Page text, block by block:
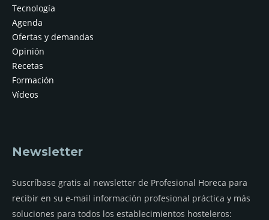
Tecnología
Agenda
Ofertas y demandas
Opinión
Recetas
Formación
Vídeos
Newsletter
Suscríbase gratis al newsletter de Profesional Horeca para
recibir en su e-mail información profesional práctica y más
soluciones para todos los establecimientos hosteleros: